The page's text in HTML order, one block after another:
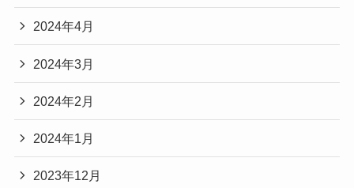
2024年4月
2024年3月
2024年2月
2024年1月
2023年12月